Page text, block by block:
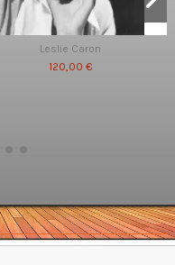
Leslie Caron
120,00 €